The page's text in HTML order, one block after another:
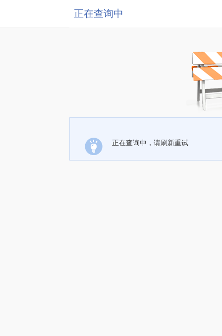
正在查询中
正在查询中，请刷新重试